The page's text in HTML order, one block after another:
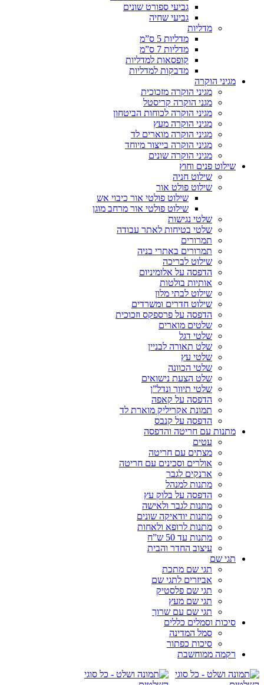
גביעי ספורט שונים
גביעי שחיה
מדליות
מדליות 5 ס”מ
מדליות 7 ס”מ
קופסאות למדליות
מדבקות למדליות
מגיני הוקרה
מגיני הוקרה מזכוכית
מגני הוקרה קריסטל
מגיני הוקרה לכוחות הביטחון
מגיני הוקרה מעץ
מגיני הוקרה מוארים לד
מגיני הוקרה בייצור מיוחד
מגיני הוקרה שונים
שילוט פנים וחוץ
שילוט חניה
שילוט פולט אור
שילוט פולטי אור כיבוי אש
שילוט פולטי אור מרחב מוגן
שלטי נגישות
שלטי בטיחות לאתר עבודה
תמרורים
תמרורים באתרי בניה
שילוט לבריכה
הדפסה על אלומיניום
אותיות בולטות
שילוט לבתי מלון
שילוט חדרים ומשרדים
הדפסה על פרספקס וזכוכית
שלטים מוארים
שלטי דגל
שלט תאורה לבניין
שלטי עץ
שלטי הכוונה
שלט הצעת נישואים
שלטי תיווך ונדל”ן
הדפסה על קאפה
תמונת אקריליק מוארת לד
הדפסה על קנבס
מתנות עם חריטה והדפסה
עטים
מצתים עם חריטה
אולרים וסכינים עם חריטה
ארנקים לגבר
מתנות למנהל
הדפסה על בלוק עץ
מתנות לגבר ולאישה
מתנות יודאיקה שונים
מתנות לרופא ולאחות
מתנות עד 50 ש”ח
עיצוב החדר והבית
תגי שם
תגי שם מתכת
אביזרים לתגי שם
תגי שם פלסטיק
תגי שם מעץ
תגי שם עם שרוך
סיכות וסמלים כללים
סמל המדינה
סיכות כפתור
רקמה ממוחשבת